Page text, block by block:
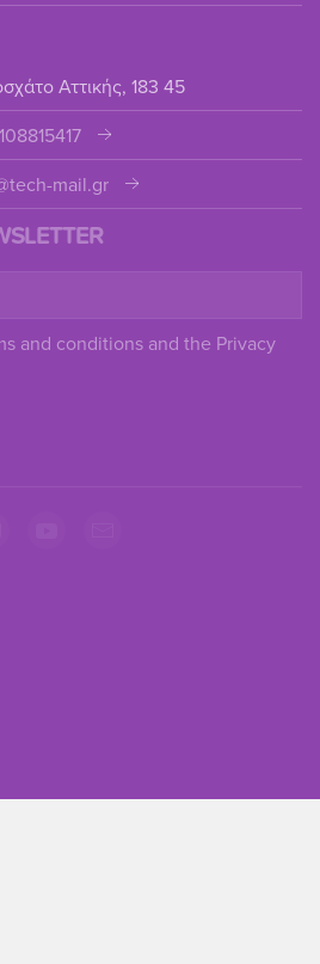
Αττικής, 183 45
mail.gr
and conditions and the Privacy